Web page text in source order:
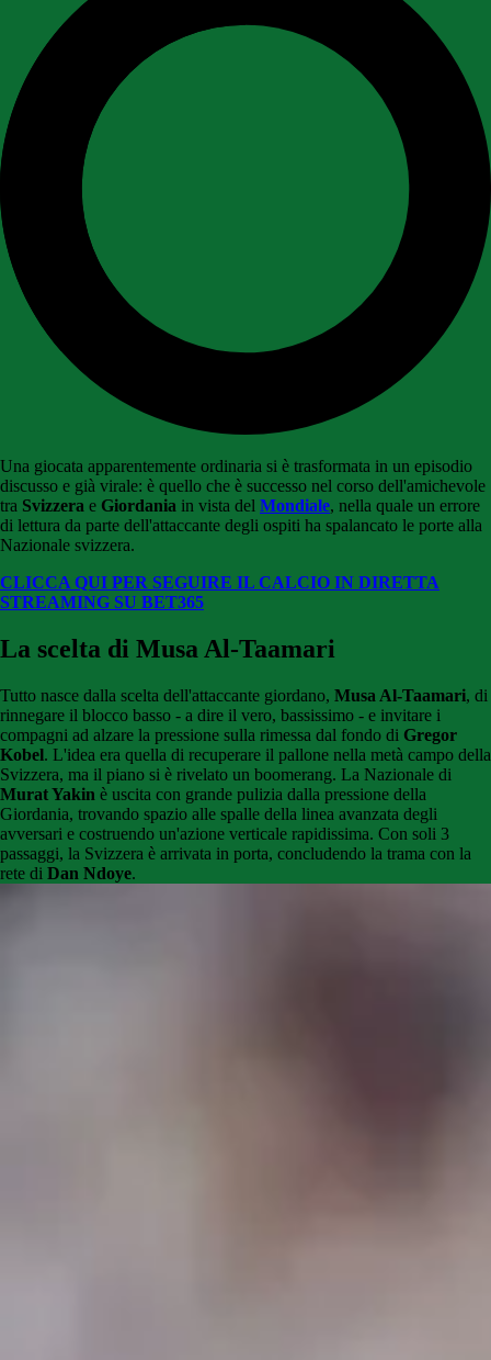
Una giocata apparentemente ordinaria si è trasformata in un episodio
discusso e già virale: è quello che è successo nel corso dell'amichevole
tra Svizzera e Giordania in vista del Mondiale, nella quale un errore
di lettura da parte dell'attaccante degli ospiti ha spalancato le porte alla
Nazionale svizzera.
CLICCA QUI PER SEGUIRE IL CALCIO IN DIRETTA
STREAMING SU BET365
La scelta di Musa Al-Taamari
Tutto nasce dalla scelta dell'attaccante giordano, Musa Al-Taamari, di
rinnegare il blocco basso - a dire il vero, bassissimo - e invitare i
compagni ad alzare la pressione sulla rimessa dal fondo di Gregor
Kobel. L'idea era quella di recuperare il pallone nella metà campo della
Svizzera, ma il piano si è rivelato un boomerang. La Nazionale di
Murat Yakin è uscita con grande pulizia dalla pressione della
Giordania, trovando spazio alle spalle della linea avanzata degli
avversari e costruendo un'azione verticale rapidissima. Con soli 3
passaggi, la Svizzera è arrivata in porta, concludendo la trama con la
rete di Dan Ndoye.